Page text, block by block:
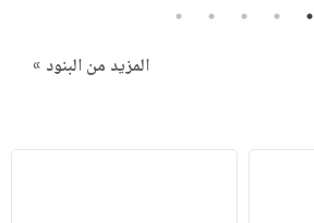
1
2
3
4
5
المزيد من البنود »